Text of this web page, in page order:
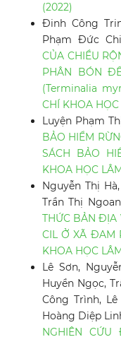
(2022)
Đinh Công
Phạm Đức
CỦA CHIỀU
PHÂN BÓN
(Terminalia
CHÍ KHOA
Luyện Phạm
BẢO HIỂM
SÁCH BẢO
KHOA HỌC
Nguyễn Thị
Trần Thị
THỨC BẢN ĐỊA
CIL Ở XÃ ĐAM
KHOA HỌC
Lê Sơn,
Huyền Ngọc,
Công Trình,
Hoàng Diệp
NGHIÊN